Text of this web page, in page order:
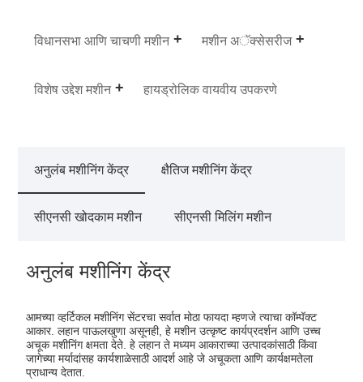
विधानसभा आणि चाचणी मशीन मशीन अॅक्सेसरीज
विशेष उद्देश मशीन हायड्रोलिक वायवीय उपकरणे
अनुलंब मशीनिंग केंद्र क्षैतिज मशीनिंग केंद्र
सीएनसी खोदकाम मशीन सीएनसी मिलिंग मशीन
अनुलंब मशीनिंग केंद्र
आमच्या व्हर्टिकल मशीनिंग सेंटरचा सर्वात मोठा फायदा म्हणजे त्याचा कॉम्पॅक्ट
आकार. लहान पाऊलखुणा असूनही, हे मशीन उत्कृष्ट कार्यप्रदर्शन आणि उच्च
अचूक मशीनिंग क्षमता देते. हे लहान ते मध्यम आकाराच्या उत्पादकांसाठी किंवा
जागेच्या मर्यादांसह कार्यशाळेसाठी आदर्श आहे जे अचूकता आणि कार्यक्षमतेला
प्राधान्य देतात.